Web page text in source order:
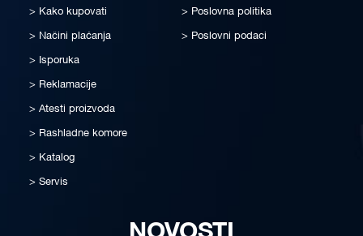
Kako kupovati
Načini plaćanja
Isporuka
Reklamacije
Atesti proizvoda
Rashladne komore
Katalog
Servis
Poslovna politika
Poslovni podaci